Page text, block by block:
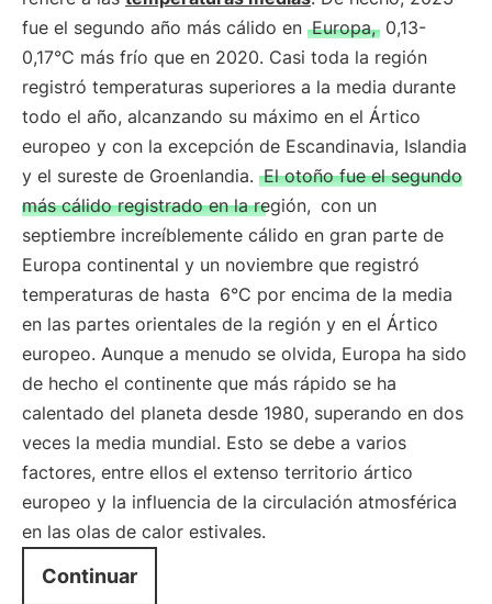
fue el segundo año más cálido en Europa, 0,13-
0,17°C más frío que en 2020. Casi toda la región
registró temperaturas superiores a la media durante
todo el año, alcanzando su máximo en el Ártico
europeo y con la excepción de Escandinavia, Islandia
y el sureste de Groenlandia. El otoño fue el segundo
más cálido registrado en la región, con un
septiembre increíblemente cálido en gran parte de
Europa continental y un noviembre que registró
temperaturas de hasta 6°C por encima de la media
en las partes orientales de la región y en el Ártico
europeo. Aunque a menudo se olvida, Europa ha sido
de hecho el continente que más rápido se ha
calentado del planeta desde 1980, superando en dos
veces la media mundial. Esto se debe a varios
factores, entre ellos el extenso territorio ártico
europeo y la influencia de la circulación atmosférica
en las olas de calor estivales.
Continuar